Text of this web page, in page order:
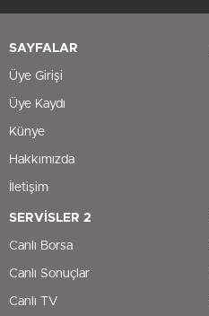
SAYFALAR
Üye Girişi
Üye Kaydı
Künye
Hakkımızda
İletişim
SERVİSLER 2
Canlı Borsa
Canlı Sonuçlar
Canlı TV